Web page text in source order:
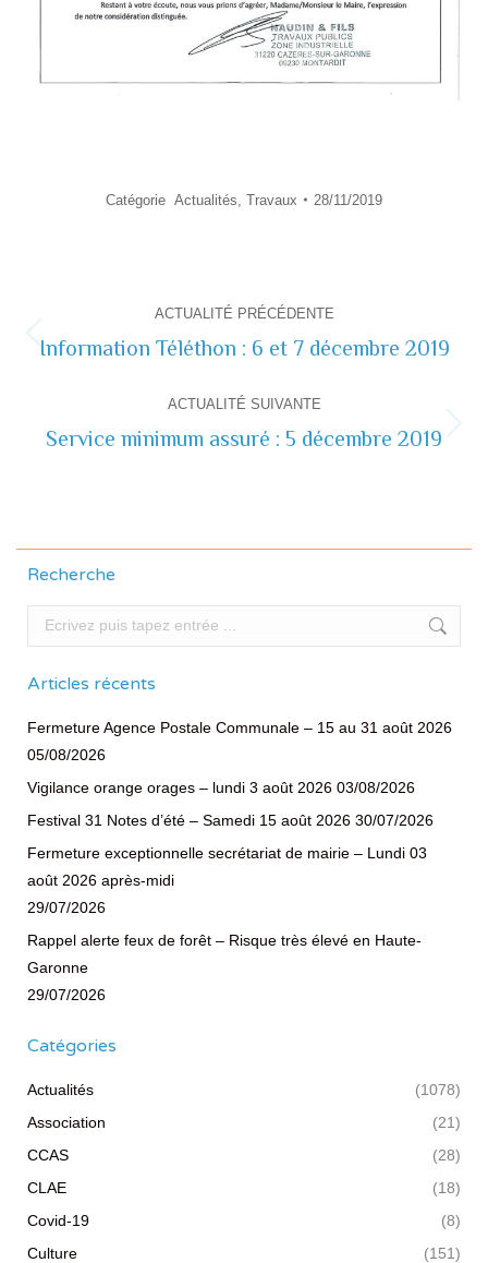
Catégorie Actualités Travaux 28/11/2019
de
commentaire
ACTUALITÉ PRÉCÉDENTE
Actualité
Information Téléthon : 6 et 7 décembre 2019
ACTUALITÉ SUIVANTE
Actualité
Service minimum assuré : 5 décembre 2019
Recherche
Recherche
Articles récents
Fermeture Agence Postale Communale – 15 au 31 août 2026
05/08/2026
Vigilance orange orages – lundi 3 août 2026 03/08/2026
Festival 31 Notes d’été – Samedi 15 août 2026 30/07/2026
Fermeture exceptionnelle secrétariat de mairie – Lundi 03
août 2026 après-midi
29/07/2026
Rappel alerte feux de forêt – Risque très élevé en Haute-
Garonne
29/07/2026
Catégories
Actualités
(1078)
Association
(21)
CCAS
(28)
CLAE
(18)
Covid-19
(8)
Culture
(151)